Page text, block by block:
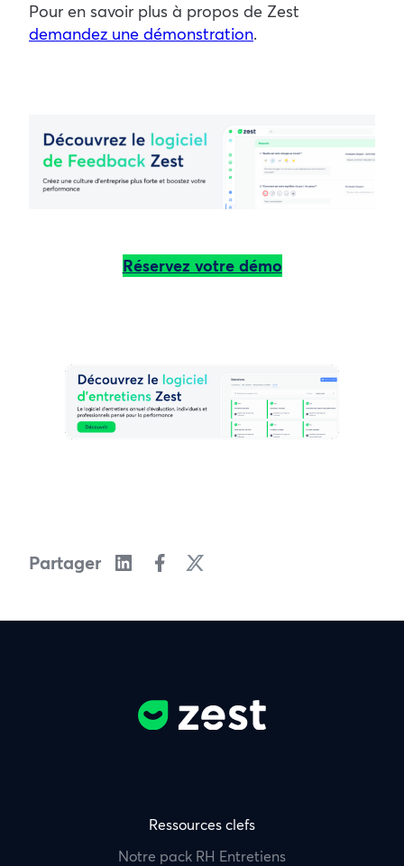
Pour en savoir plus à propos de Zest
demandez une démonstration.
Réservez votre démo
Partager
Ressources clefs
Notre pack RH Entretiens